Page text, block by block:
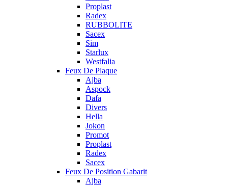
Proplast
Radex
RUBBOLITE
Sacex
Sim
Starlux
Westfalia
Feux De Plaque
Ajba
Aspock
Dafa
Divers
Hella
Jokon
Promot
Proplast
Radex
Sacex
Feux De Position Gabarit
Ajba